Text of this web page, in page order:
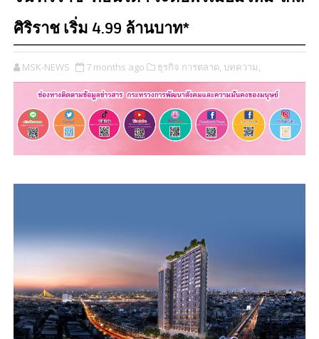
ศิริราช เริ่ม 4.99 ล้านบาท*
MSK-NEWS 7 months ago ธุรกิจ การตลาด, บทความ,